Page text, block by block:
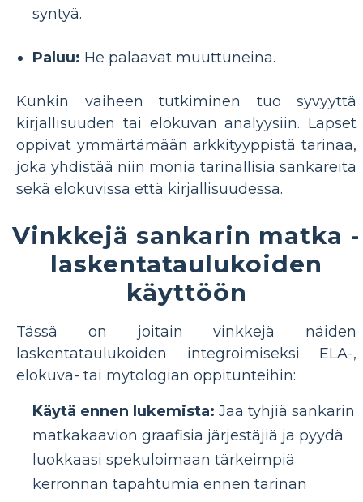
syntyä.
Paluu: He palaavat muuttuneina.
Kunkin vaiheen tutkiminen tuo syvyyttä
kirjallisuuden tai elokuvan analyysiin. Lapset
oppivat ymmärtämään arkkityyppistä tarinaa,
joka yhdistää niin monia tarinallisia sankareita
sekä elokuvissa että kirjallisuudessa.
Vinkkejä sankarin matka -
laskentataulukoiden
käyttöön
Tässä on joitain vinkkejä näiden
laskentataulukoiden integroimiseksi ELA-,
elokuva- tai mytologian oppitunteihin:
Käytä ennen lukemista: Jaa tyhjiä sankarin
matkakaavion graafisia järjestäjiä ja pyydä
luokkaasi spekuloimaan tärkeimpiä
kerronnan tapahtumia ennen tarinan